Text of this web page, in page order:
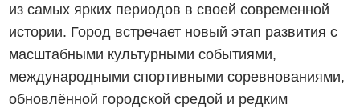
из самых ярких периодов в своей современной
истории. Город встречает новый этап развития с
масштабными культурными событиями,
международными спортивными соревнованиями,
обновлённой городской средой и редким